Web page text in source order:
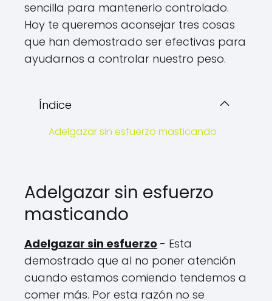
sencilla para mantenerlo controlado.
Hoy te queremos aconsejar tres cosas
que han demostrado ser efectivas para
ayudarnos a controlar nuestro peso.
Índice
Adelgazar sin esfuerzo masticando
Adelgazar sin esfuerzo
masticando
Adelgazar sin esfuerzo - Esta
demostrado que al no poner atención
cuando estamos comiendo tendemos a
comer más. Por esta razón no se